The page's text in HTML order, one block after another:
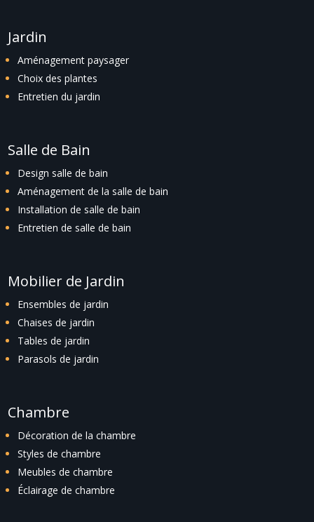
Jardin
Aménagement paysager
Choix des plantes
Entretien du jardin
Salle de Bain
Design salle de bain
Aménagement de la salle de bain
Installation de salle de bain
Entretien de salle de bain
Mobilier de Jardin
Ensembles de jardin
Chaises de jardin
Tables de jardin
Parasols de jardin
Chambre
Décoration de la chambre
Styles de chambre
Meubles de chambre
Éclairage de chambre